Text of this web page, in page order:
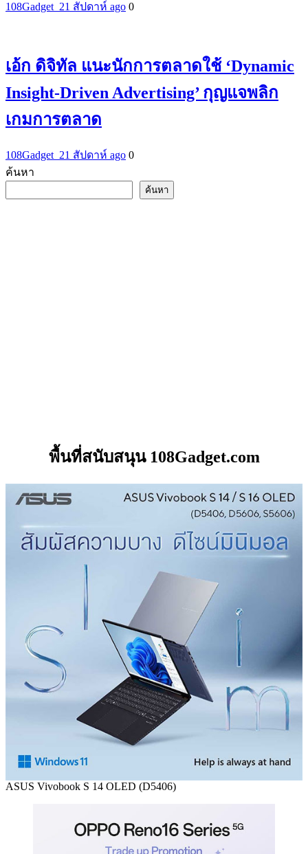
108Gadget_21 สัปดาห์ ago 0
เอ้ก ดิจิทัล แนะนักการตลาดใช้ ‘Dynamic
Insight-Driven Advertising’ กุญแจพลิก
เกมการตลาด
108Gadget_21 สัปดาห์ ago 0
ค้นหา
ค้นหา
พื้นที่สนับสนุน 108Gadget.com
ASUS Vivobook S 14 OLED (D5406)